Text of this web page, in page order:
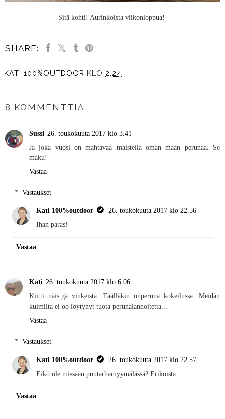
Sitä kohti! Aurinkoista viikonloppua!
SHARE:
KATI 100%OUTDOOR KLO 2.24
8 KOMMENTTIA
Sussi 26. toukokuuta 2017 klo 3.41
Ja joka vuosi on mahtavaa maistella oman maan perunaa. Se
maku!
Vastaa
Vastaukset
Kati 100%outdoor
26. toukokuuta 2017 klo 22.56
Ihan paras!
Vastaa
Kati 26. toukokuuta 2017 klo 6.06
Kiitti näis.gä vinkeistä. Täälläkin onperuna kokeilussa. Meidän
kulmilta ei oo löytynyt tuota perunalannoitetta...
Vastaa
Vastaukset
Kati 100%outdoor
26. toukokuuta 2017 klo 22.57
Eikö ole missään puutarhamyymälässä? Erikoista.
Vastaa